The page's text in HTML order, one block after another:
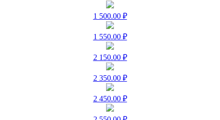
1 500.00 ₽
1 550.00 ₽
2 150.00 ₽
2 350.00 ₽
2 450.00 ₽